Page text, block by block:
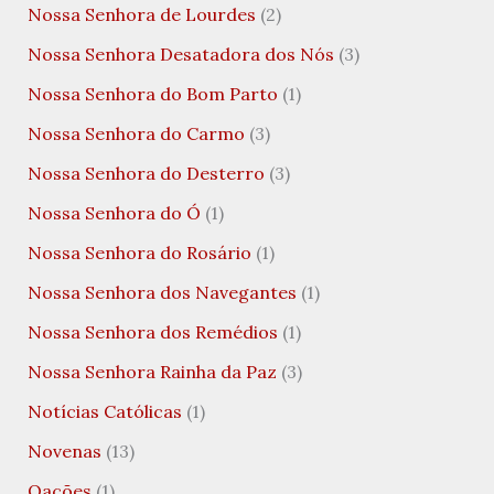
Nossa Senhora de Lourdes (2)
Nossa Senhora Desatadora dos Nós (3)
Nossa Senhora do Bom Parto (1)
Nossa Senhora do Carmo (3)
Nossa Senhora do Desterro (3)
Nossa Senhora do Ó (1)
Nossa Senhora do Rosário (1)
Nossa Senhora dos Navegantes (1)
Nossa Senhora dos Remédios (1)
Nossa Senhora Rainha da Paz (3)
Notícias Católicas (1)
Novenas (13)